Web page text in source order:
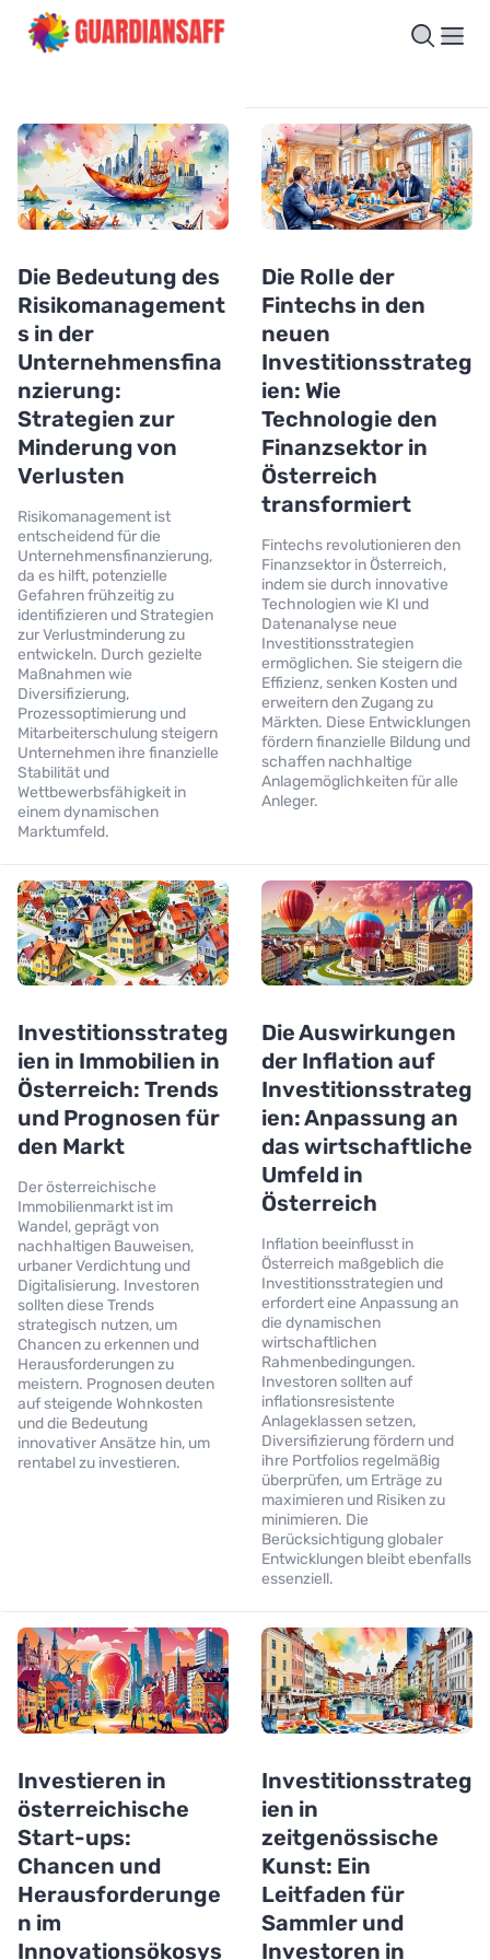
Die Bedeutung des
Risikomanagement
s in der
Unternehmensfina
nzierung:
Strategien zur
Minderung von
Verlusten
Risikomanagement ist
entscheidend für die
Unternehmensfinanzierung,
da es hilft, potenzielle
Gefahren frühzeitig zu
identifizieren und Strategien
zur Verlustminderung zu
entwickeln. Durch gezielte
Maßnahmen wie
Diversifizierung,
Prozessoptimierung und
Mitarbeiterschulung steigern
Unternehmen ihre finanzielle
Stabilität und
Wettbewerbsfähigkeit in
einem dynamischen
Marktumfeld.
Die Rolle der
Fintechs in den
neuen
Investitionsstrateg
ien: Wie
Technologie den
Finanzsektor in
Österreich
transformiert
Fintechs revolutionieren den
Finanzsektor in Österreich,
indem sie durch innovative
Technologien wie KI und
Datenanalyse neue
Investitionsstrategien
ermöglichen. Sie steigern die
Effizienz, senken Kosten und
erweitern den Zugang zu
Märkten. Diese Entwicklungen
fördern finanzielle Bildung und
schaffen nachhaltige
Anlagemöglichkeiten für alle
Anleger.
Investitionsstrateg
ien in Immobilien in
Österreich: Trends
und Prognosen für
den Markt
Der österreichische
Immobilienmarkt ist im
Wandel, geprägt von
nachhaltigen Bauweisen,
urbaner Verdichtung und
Digitalisierung. Investoren
sollten diese Trends
strategisch nutzen, um
Chancen zu erkennen und
Herausforderungen zu
meistern. Prognosen deuten
auf steigende Wohnkosten
und die Bedeutung
innovativer Ansätze hin, um
rentabel zu investieren.
Die Auswirkungen
der Inflation auf
Investitionsstrateg
ien: Anpassung an
das wirtschaftliche
Umfeld in
Österreich
Inflation beeinflusst in
Österreich maßgeblich die
Investitionsstrategien und
erfordert eine Anpassung an
die dynamischen
wirtschaftlichen
Rahmenbedingungen.
Investoren sollten auf
inflationsresistente
Anlageklassen setzen,
Diversifizierung fördern und
ihre Portfolios regelmäßig
überprüfen, um Erträge zu
maximieren und Risiken zu
minimieren. Die
Berücksichtigung globaler
Entwicklungen bleibt ebenfalls
essenziell.
Investieren in
österreichische
Start-ups:
Chancen und
Herausforderunge
n im
Innovationsökosys
Investitionsstrateg
ien in
zeitgenössische
Kunst: Ein
Leitfaden für
Sammler und
Investoren in